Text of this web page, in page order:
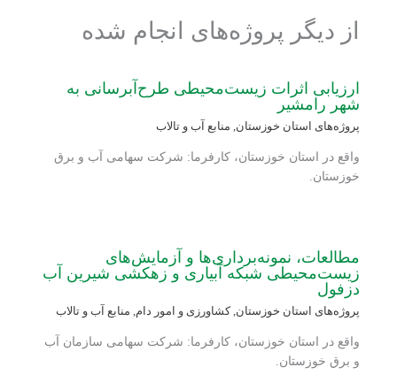
از دیگر پروژه‌های انجام شده
ارزیابی اثرات زیست‌محیطی طرح‌آبرسانی به
شهر رامشیر
پروژه‌های استان خوزستان, منابع آب و تالاب
واقع در استان خوزستان، کارفرما: شرکت سهامی آب و برق
خوزستان.
مطالعات، نمونه‌برداری‌ها و آزمایش‌های
زیست‌محیطی شبکه آبیاری و زهکشی شیرین آب
دزفول
پروژه‌های استان خوزستان, کشاورزی و امور دام, منابع آب و تالاب
واقع در استان خوزستان، کارفرما: شرکت سهامی سازمان آب
و برق خوزستان.